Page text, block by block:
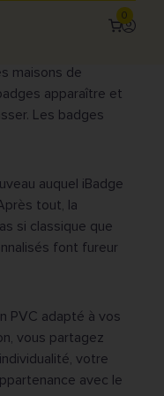
0
Se
des badges.
maisons de
apparaître et
Les badges
auquel iBadge
tout, la
si classique que
font fureur
PVC adapté à vos
vous partagez
votre
avec le